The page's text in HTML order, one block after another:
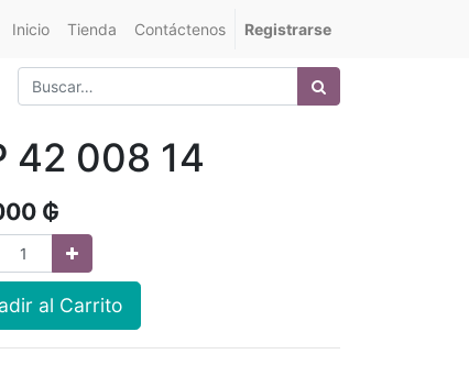
Inicio Tienda Contáctenos Registrarse
42 008 14
₲
al Carrito